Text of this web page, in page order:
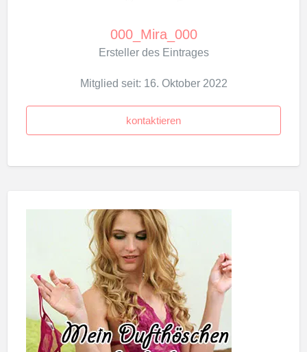
000_Mira_000
Ersteller des Eintrages
Mitglied seit: 16. Oktober 2022
kontaktieren